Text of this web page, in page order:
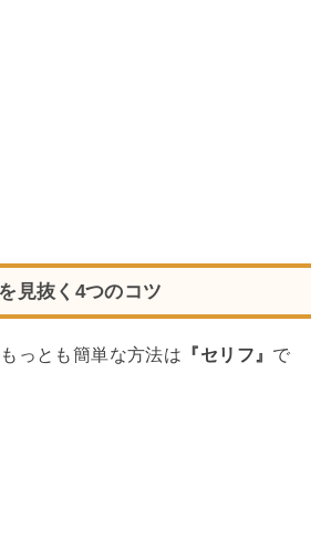
見抜く4つのコツ
っとも簡単な方法は 『セリフ』 で